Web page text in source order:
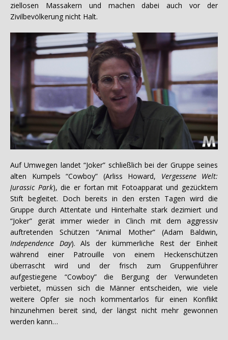
ziellosen Massakern und machen dabei auch vor der
Zivilbevölkerung nicht Halt.
Auf Umwegen landet “Joker” schließlich bei der Gruppe seines
alten Kumpels “Cowboy” (Arliss Howard, Vergessene Welt:
Jurassic Park), die er fortan mit Fotoapparat und gezücktem
Stift begleitet. Doch bereits in den ersten Tagen wird die
Gruppe durch Attentate und Hinterhalte stark dezimiert und
“Joker” gerät immer wieder in Clinch mit dem aggressiv
auftretenden Schützen “Animal Mother” (Adam Baldwin,
Independence Day). Als der kümmerliche Rest der Einheit
während einer Patrouille von einem Heckenschützen
überrascht wird und der frisch zum Gruppenführer
aufgestiegene “Cowboy” die Bergung der Verwundeten
verbietet, müssen sich die Männer entscheiden, wie viele
weitere Opfer sie noch kommentarlos für einen Konflikt
hinzunehmen bereit sind, der längst nicht mehr gewonnen
werden kann…